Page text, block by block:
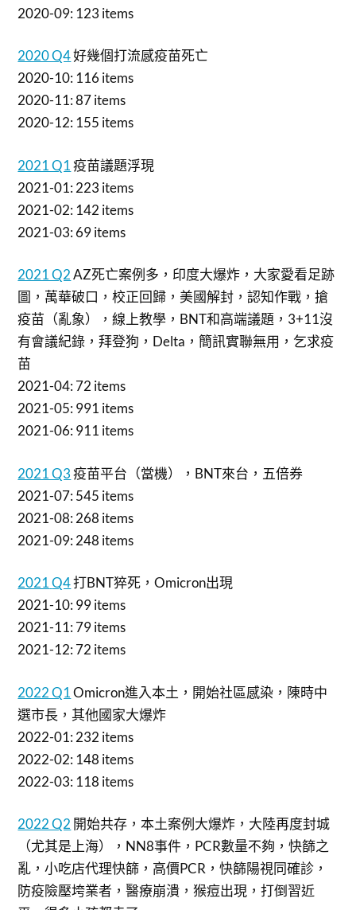
2020-09: 123 items
2020 Q4好幾個打流感疫苗死亡
2020-10: 116 items
2020-11: 87 items
2020-12: 155 items
2021 Q1疫苗議題浮現
2021-01: 223 items
2021-02: 142 items
2021-03: 69 items
2021 Q2AZ死亡案例多，印度大爆炸，大家愛看足跡
圖，萬華破口，校正回歸，美國解封，認知作戰，搶
疫苗（亂象），線上教學，BNT和高端議題，3+11沒
有會議紀錄，拜登狗，Delta，簡訊實聯無用，乞求疫
苗
2021-04: 72 items
2021-05: 991 items
2021-06: 911 items
2021 Q3疫苗平台（當機），BNT來台，五倍券
2021-07: 545 items
2021-08: 268 items
2021-09: 248 items
2021 Q4打BNT猝死，Omicron出現
2021-10: 99 items
2021-11: 79 items
2021-12: 72 items
2022 Q1Omicron進入本土，開始社區感染，陳時中
選市長，其他國家大爆炸
2022-01: 232 items
2022-02: 148 items
2022-03: 118 items
2022 Q2 開始共存，本土案例大爆炸，大陸再度封城
（尤其是上海），NN8事件，PCR數量不夠，快篩之
亂，小吃店代理快篩，高價PCR，快篩陽視同確診，
防疫險壓垮業者，醫療崩潰，猴痘出現，打倒習近